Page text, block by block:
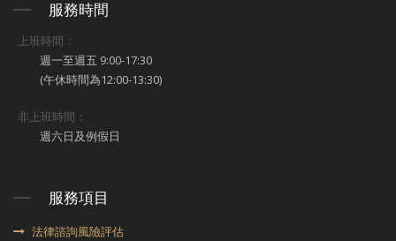
服務時間
上班時間：
週一至週五 9:00-17:30
(午休時間為12:00-13:30)
非上班時間：
週六日及例假日
服務項目
法律諮詢風險評估